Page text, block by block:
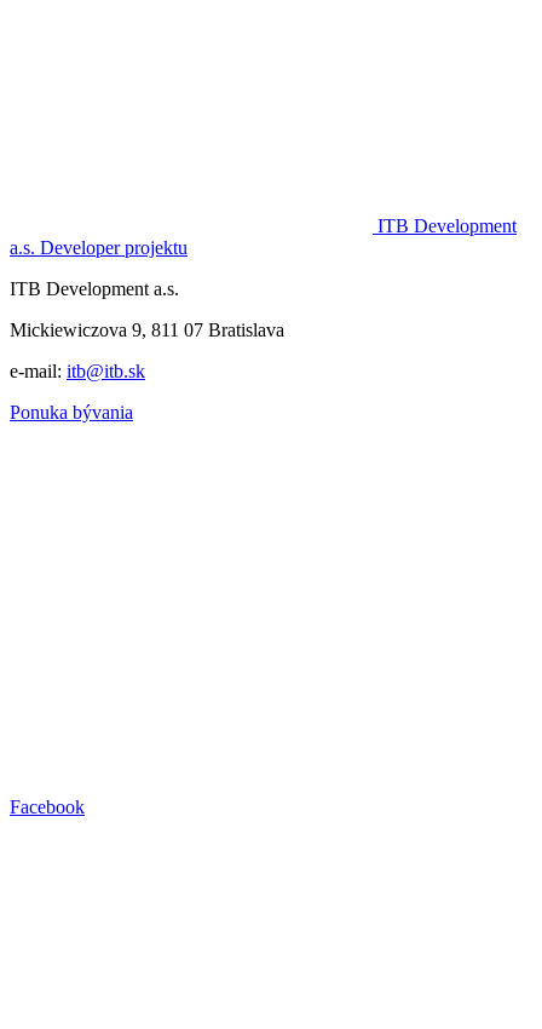
ITB Development
a.s. Developer projektu
ITB Development a.s.
Mickiewiczova 9, 811 07 Bratislava
e-mail: itb@itb.sk
Ponuka bývania
Facebook